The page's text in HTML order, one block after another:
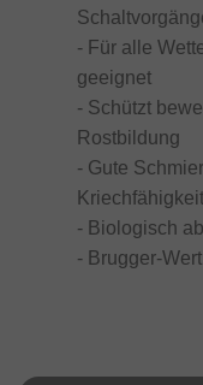
- Für alle
geeignet
- Schützt
Rostbildung
- Gute
Kriechfähigkeit
- Biologisch
- Brugger-